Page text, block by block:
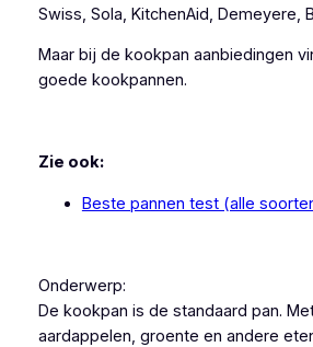
Swiss, Sola, KitchenAid, Demeyere,
Maar bij de kookpan aanbiedingen
goede kookpannen.
Zie ook:
Beste pannen test (alle
Onderwerp:
De kookpan is de standaard pan.
aardappelen, groente en andere